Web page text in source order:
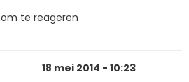
om te reageren
18 mei 2014 - 10:23